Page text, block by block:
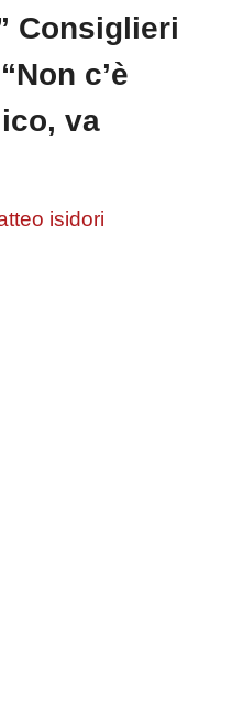
Consiglieri
c’è
va
isidori